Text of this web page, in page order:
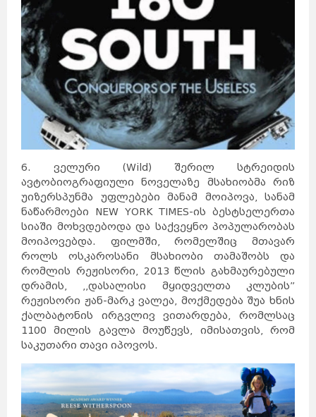
6. ველური (Wild) შერილ სტრეიდის
ავტობიოგრაფიული ნოველაზე მსახიობმა რიზ
უიზერსპუნმა უფლებები მანამ მოიპოვა, სანამ
ნაწარმოები NEW YORK TIMES-ის ბესტსელერთა
სიაში მოხვდებოდა და საქვეყნო პოპულარობას
მოიპოვებდა. ფილმში, რომელშიც მთავარ
როლს ოსკაროსანი მსახიობი თამაშობს და
რომლის რეჟისორი, 2013 წლის გახმაურებული
დრამის, ,,დასალისი მყიდველთა კლუბის”
რეჟისორი ჟან-მარკ ვალეა, მოქმედება შუა ხნის
ქალბატონის ირგვლივ ვითარდება, რომლსაც
1100 მილის გავლა მოუწევს, იმისათვის, რომ
საკუთარი თავი იპოვოს.